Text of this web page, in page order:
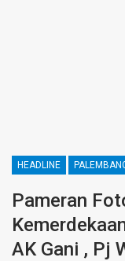
HEADLINE
Pameran
AK Gani , Pj